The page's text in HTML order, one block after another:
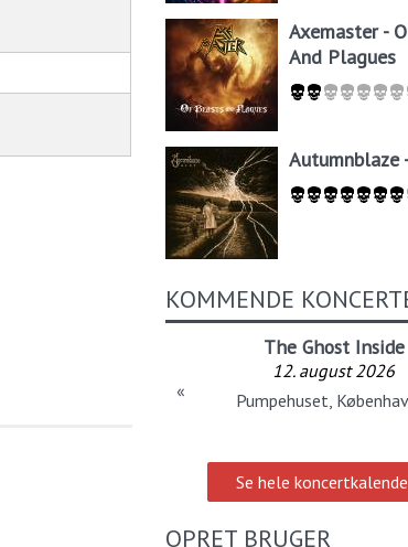
Axemaster -
And Plagues
Autumnblaze
KOMMENDE
The Ghost Inside
12. august 2026
Pumpehuset,
«
Se hele
OPRET BRUGER